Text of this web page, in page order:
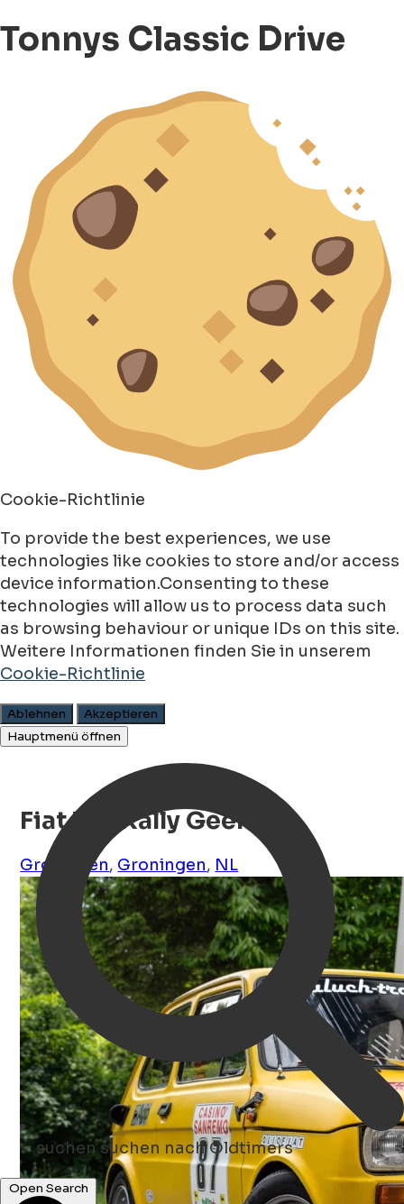
Tonnys Classic Drive
Cookie-Richtlinie
To provide the best experiences, we use
technologies like cookies to store and/or access
device information.Consenting to these
technologies will allow us to process data such
as browsing behaviour or unique IDs on this site.
Weitere Informationen finden Sie in unserem
Cookie-Richtlinie
Ablehnen
Akzeptieren
Hauptmenü öffnen
suchensuchen nach Oldtimers
Open Search
Fiat 126 Rally Geel
Groningen, Groningen, NL